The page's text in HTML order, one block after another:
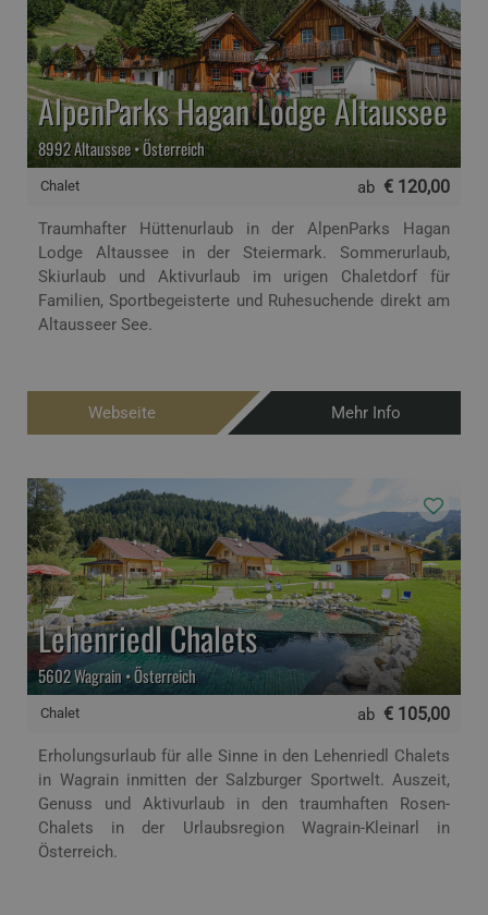
Chalet
AlpenParks Hagan Lodge Altaussee
8992 Altaussee • Österreich
ab € 120,00
Traumhafter Hüttenurlaub in der AlpenParks Hagan
Lodge Altaussee in der Steiermark. Sommerurlaub,
Skiurlaub und Aktivurlaub im urigen Chaletdorf für
Familien, Sportbegeisterte und Ruhesuchende direkt am
Altausseer See.
Webseite Mehr Info
Chalet
Lehenriedl Chalets
5602 Wagrain • Österreich
ab € 105,00
Erholungsurlaub für alle Sinne in den Lehenriedl Chalets
in Wagrain inmitten der Salzburger Sportwelt. Auszeit,
Genuss und Aktivurlaub in den traumhaften Rosen-
Chalets in der Urlaubsregion Wagrain-Kleinarl in
Österreich.